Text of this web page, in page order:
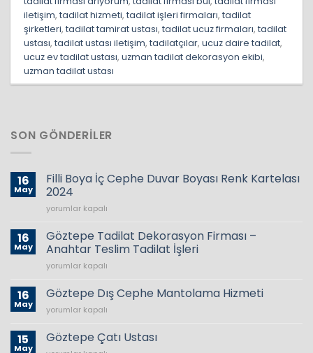
iletişim,tadilat hizmeti,tadilat işleri firmaları,tadilat
şirketleri,tadilat tamirat ustası,tadilat ucuz firmaları,tadilat
ustası,tadilat ustası iletişim,tadilatçılar,ucuz daire tadilat,
ucuz ev tadilat ustası,uzman tadilat dekorasyon ekibi,
uzman tadilat ustası
SON GÖNDERILER
16
May
Filli Boya İç Cephe Duvar Boyası Renk Kartelası
2024
Filli
İç
Cephe
Duvar
Boyası
Kartelası
için
yorumlar kapalı
16
May
Göztepe Tadilat Dekorasyon Firması –
Anahtar Teslim Tadilat İşleri
Göztepe
Dekorasyon
Firması
–
Teslim
yorumlar kapalı
16
May
Göztepe Dış Cephe Mantolama Hizmeti
Göztepe
Cephe
Mantolama
yorumlar kapalı
15
May
Göztepe Çatı Ustası